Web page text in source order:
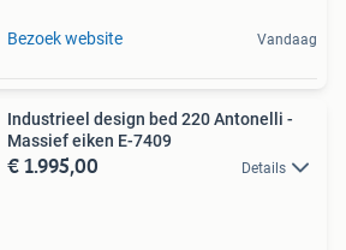
Bezoek website Vandaag
Industrieel design bed 220 Antonelli -
Massief eiken E-7409
€ 1.995,00 Details